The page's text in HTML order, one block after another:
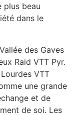
plus beau
dans le
des Gaves
Raid VTT Pyr.
VTT
une grande
et de
de soi. Les